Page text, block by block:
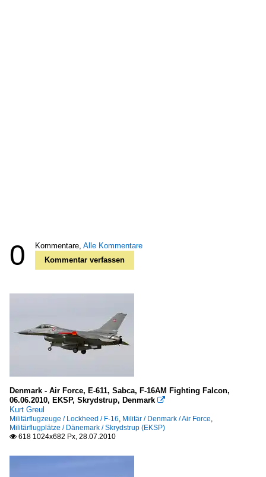
0 Kommentare, Alle Kommentare
Kommentar verfassen
Denmark - Air Force, E-611, Sabca, F-16AM Fighting Falcon,
06.06.2010, EKSP, Skrydstrup, Denmark 
Kurt Greul
Militärflugzeuge / Lockheed / F-16, Militär / Denmark / Air Force,
Militärflugplätze / Dänemark / Skrydstrup (EKSP)
 618 1024x682 Px, 28.07.2010